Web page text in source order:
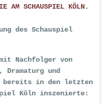
AM SCHAUSPIEL KÖLN.
des Schauspiel
Nachfolger von
und
bereits in den letzten
Köln inszenierte: